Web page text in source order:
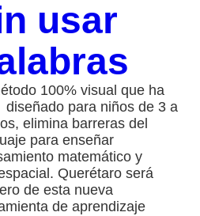
usar
100% visual que ha
para niños de 3 a
elimina barreras del
para enseñar
matemático y
Querétaro será
de esta nueva
de aprendizaje